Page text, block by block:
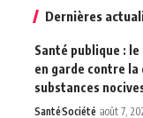
Dernières
Santé publique :
en garde contre la
substances
SantéSociété août 7,